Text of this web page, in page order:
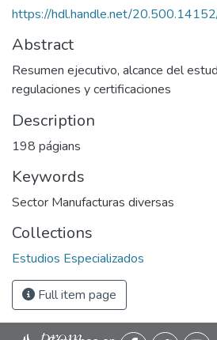
https://hdl.handle.net/
Abstract
Resumen ejecutivo, alcance del
regulaciones y certificaciones
Description
198 págians
Keywords
Sector Manufacturas diversas
Collections
Estudios Especializados
Full item page